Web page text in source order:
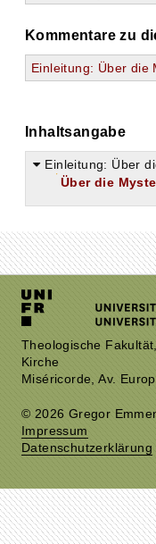
Kommentare zu
Einleitung: Über die
Inhaltsangabe
Einleitung: Über
Über die
Theologische
Kirche
Miséricorde, Av.
© 2026 Gregor
Impressum
Datenschutzerklärung